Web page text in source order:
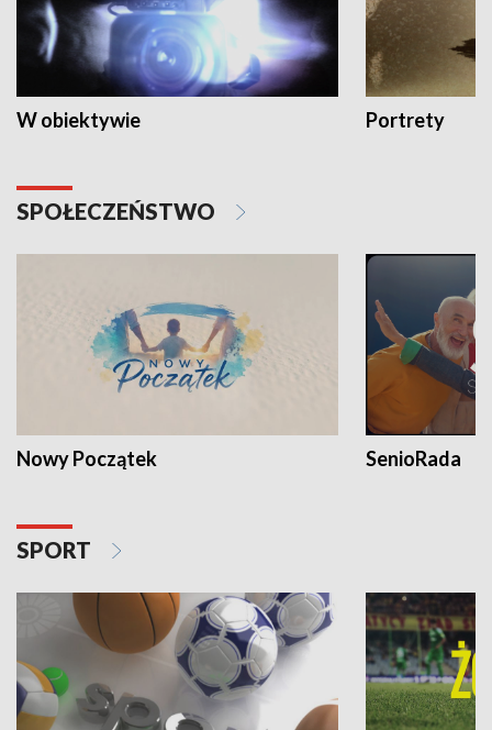
W obiektywie Portrety
SPOŁECZEŃSTWO
Nowy Początek SenioRada
SPORT